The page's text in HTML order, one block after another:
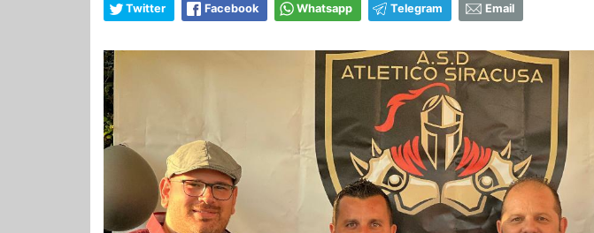
Twitter Facebook Whatsapp Telegram Email